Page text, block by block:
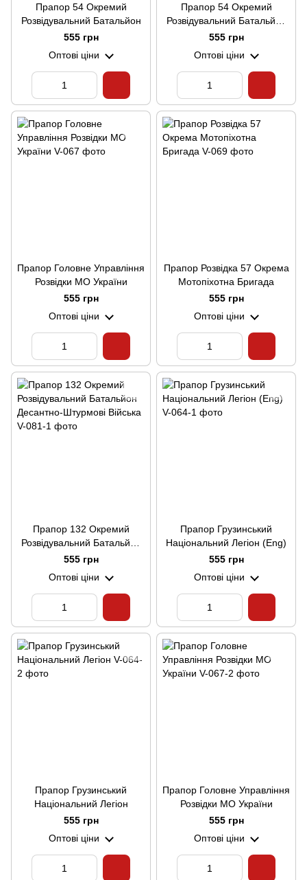
Прапор 54 Окремий
Розвідувальний Батальйон
555 грн
Оптові ціни
Прапор 54 Окремий
Розвідувальний Батальйон
(V-391-2)
555 грн
Оптові ціни
Прапор Головне Управління
Розвідки МО України
555 грн
Оптові ціни
Прапор Розвідка 57 Окрема
Мотопіхотна Бригада
555 грн
Оптові ціни
Прапор 132 Окремий
Розвідувальний Батальйон
Десантно-Штурмові Війська
555 грн
Оптові ціни
Прапор Грузинський
Національний Легіон (Eng)
555 грн
Оптові ціни
Прапор Грузинський
Національний Легіон
555 грн
Оптові ціни
Прапор Головне Управління
Розвідки МО України
555 грн
Оптові ціни